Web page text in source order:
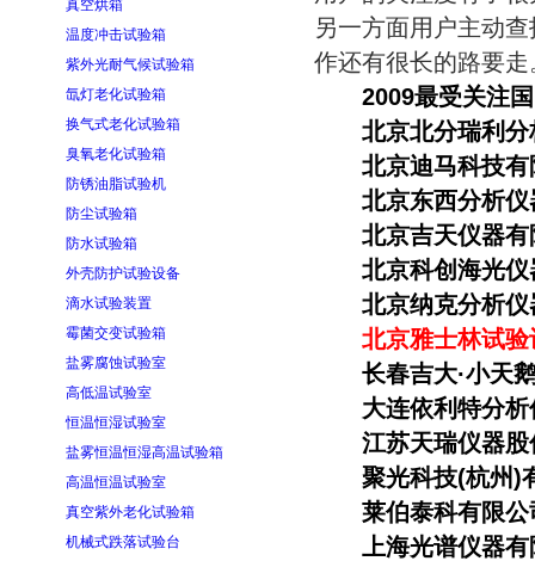
真空烘箱
温度冲击试验箱
紫外光耐气候试验箱
氙灯老化试验箱
换气式老化试验箱
臭氧老化试验箱
防锈油脂试验机
防尘试验箱
防水试验箱
外壳防护试验设备
滴水试验装置
霉菌交变试验箱
盐雾腐蚀试验室
高低温试验室
恒温恒湿试验室
盐雾恒温恒湿高温试验箱
高温恒温试验室
真空紫外老化试验箱
机械式跌落试验台
另一方面用户主动
作还有很长的路要走
2009最受关注
北京北分瑞利
北京迪马科技有
北京东西分析
北京吉天仪器有
北京科创海光
北京纳克分析
北京雅士林试
长春吉大·小天
大连依利特分
江苏天瑞仪器
聚光科技(杭州)
莱伯泰科有限公
上海光谱仪器有